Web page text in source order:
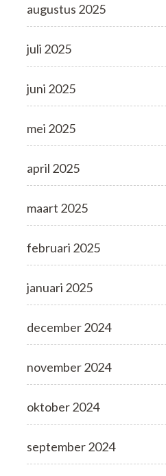
augustus 2025
juli 2025
juni 2025
mei 2025
april 2025
maart 2025
februari 2025
januari 2025
december 2024
november 2024
oktober 2024
september 2024